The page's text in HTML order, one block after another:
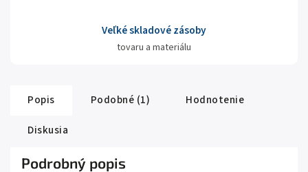
Veľké skladové zásoby
tovaru a materiálu
Popis Podobné (1)
Hodnotenie
Diskusia
Podrobný popis